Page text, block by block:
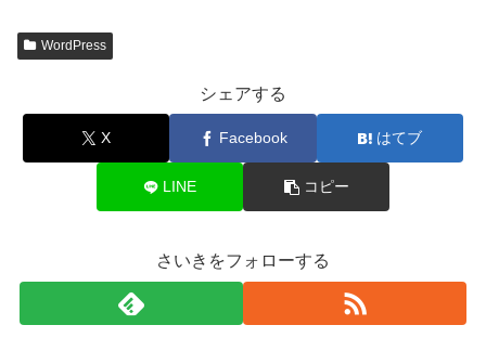
WordPress
シェアする
X Facebook はてブ
LINE コピー
さいきをフォローする